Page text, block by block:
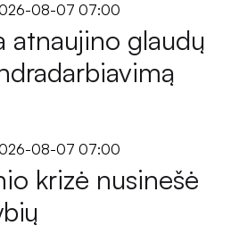
08-07 07:00
atnaujino glaudų
08-07 07:00
krizė nusinešė